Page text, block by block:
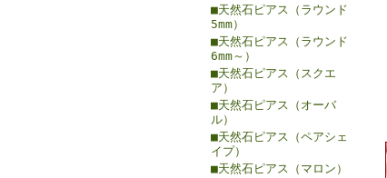
■天然石ピアス（ラウンド
5mm）
■天然石ピアス（ラウンド
6mm～）
■天然石ピアス（スクエ
ア）
■天然石ピアス（オーバ
ル）
■天然石ピアス（ペアシェ
イプ）
■天然石ピアス（マロン）